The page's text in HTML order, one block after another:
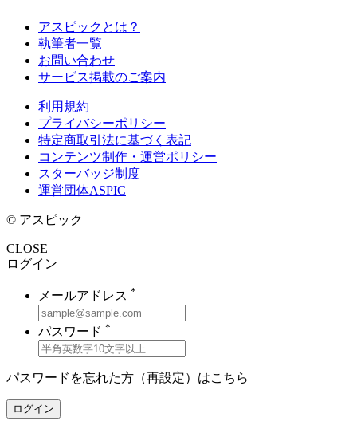
アスピックとは？
執筆者一覧
お問い合わせ
サービス掲載のご案内
利用規約
プライバシーポリシー
特定商取引法に基づく表記
コンテンツ制作・運営ポリシー
スターバッジ制度
運営団体ASPIC
© アスピック
CLOSE
ログイン
メールアドレス *
パスワード *
パスワードを忘れた方（再設定）はこちら
ログイン